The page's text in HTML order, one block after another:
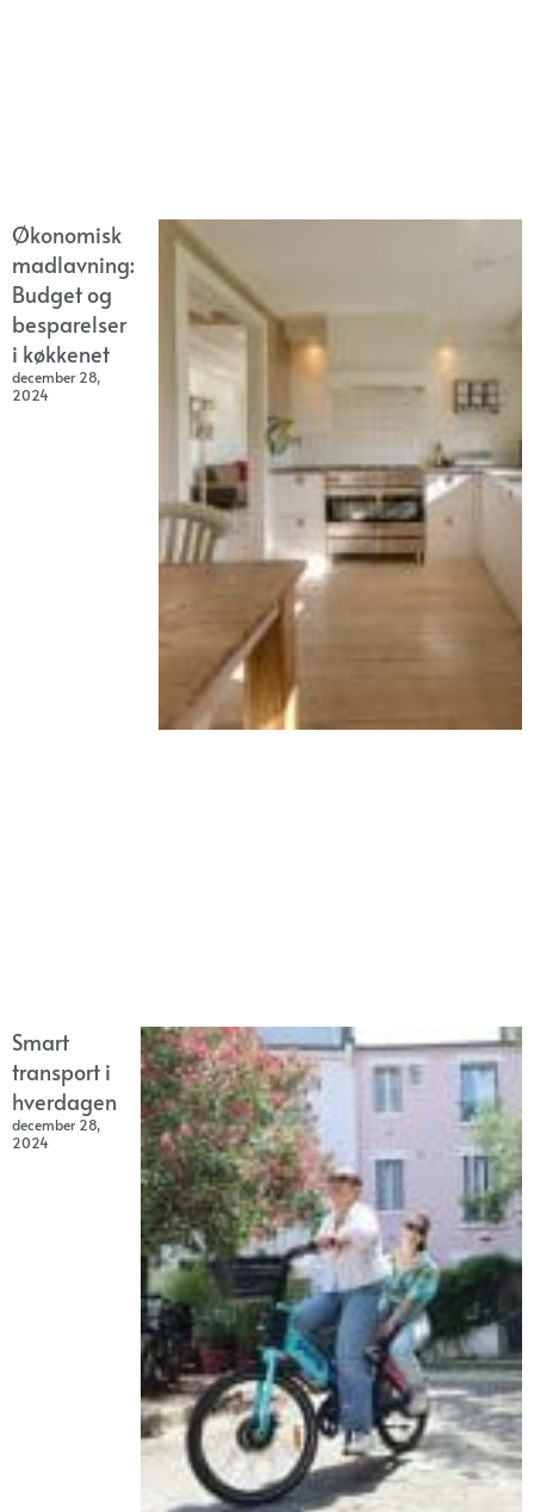
Økonomisk
madlavning:
Budget og
besparelser
i køkkenet
december 28,
2024
Smart
transport i
hverdagen
december 28,
2024